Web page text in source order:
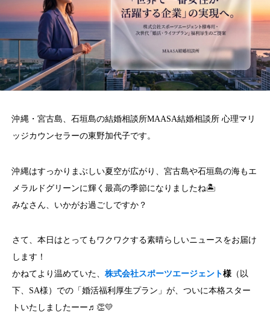
沖縄・宮古島、石垣島の結婚相談所MAASA結婚相談所 心理マリ
ッジカウンセラーの東野加代子です。
沖縄はすっかりまぶしい夏空が広がり、宮古島や石垣島の海もエ
メラルドグリーンに輝く最高の季節になりましたね🏝
みなさん、いかがお過ごしですか？
さて、本日はとってもワクワクする素晴らしいニュースをお届け
します！
かねてより温めていた、 株式会社スポーツエージェント様 （以
下、SA様）での「婚活福利厚生プラン」が、ついに本格スター
トいたしましたーー♬👏💛